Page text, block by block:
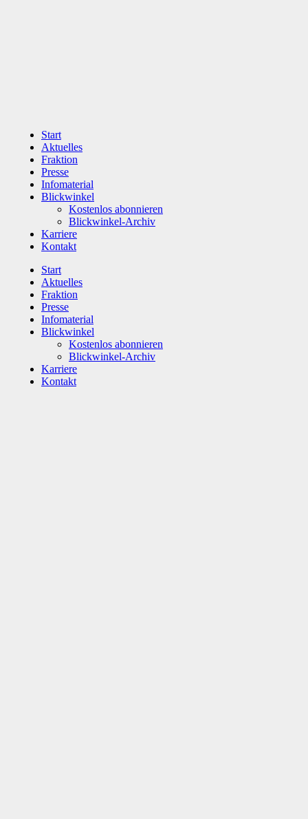
Start
Aktuelles
Fraktion
Presse
Infomaterial
Blickwinkel
Kostenlos abonnieren
Blickwinkel-Archiv
Karriere
Kontakt
Start
Aktuelles
Fraktion
Presse
Infomaterial
Blickwinkel
Kostenlos abonnieren
Blickwinkel-Archiv
Karriere
Kontakt